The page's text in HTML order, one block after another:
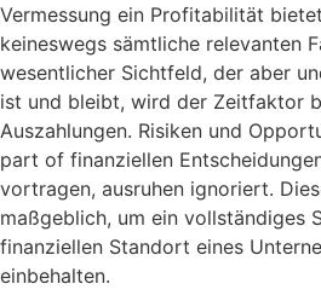
Vermessung ein Profitabilität
keineswegs sämtliche relevanten
wesentlicher Sichtfeld, der aber
ist und bleibt, wird der Zeitfaktor
Auszahlungen. Risiken und
part of finanziellen
vortragen, ausruhen ignoriert.
maßgeblich, um ein vollständiges
finanziellen Standort eines
einbehalten.